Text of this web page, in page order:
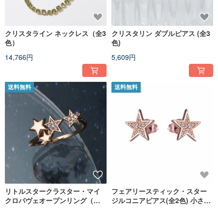
クリスタライン ネックレス（全3
色）
14,766円
クリスタリン ダブルピアス (全3
色)
5,609円
送料無料
リトルスタークラスター・マイ
クロパヴェオープンリング（全2
送料無料
フェアリースティック・スター
ジルコニアピアス(全2色) 小さな